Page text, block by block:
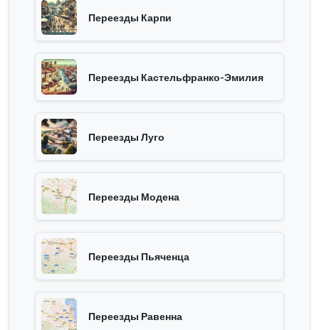
Переезды Карпи
Переезды Кастельфранко-Эмилия
Переезды Луго
Переезды Модена
Переезды Пьяченца
Переезды Равенна